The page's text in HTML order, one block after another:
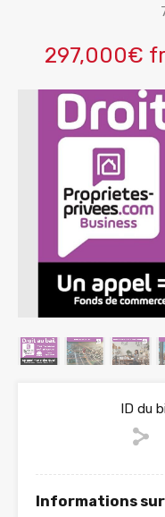
297,000€
ID du
Informations sur